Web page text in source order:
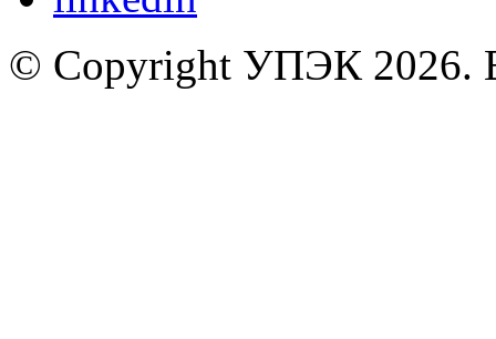
© Copyright УПЭК 2026.